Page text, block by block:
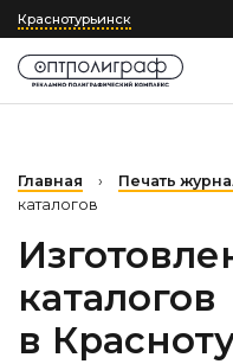
Краснотурьинск
Главная › Печать
каталогов
каталогов
в